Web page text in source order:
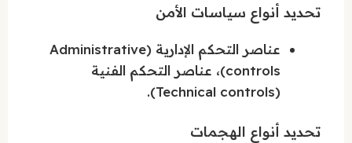
تحديد أنواع سياسات الأمن
عناصر التحكم الإدارية (Administrative
controls)، عناصر التحكم الفنية
(Technical controls).
تحديد أنواع الهجمات